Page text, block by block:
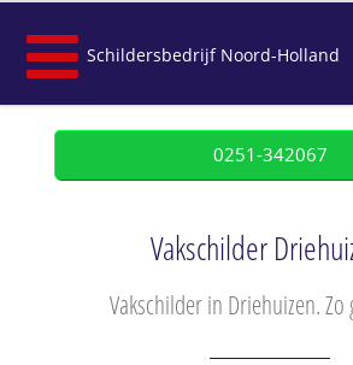
Schildersbedrijf Noord-Holland
0251-342067
Vakschilder
Vakschilder in Driehuizen. Zo